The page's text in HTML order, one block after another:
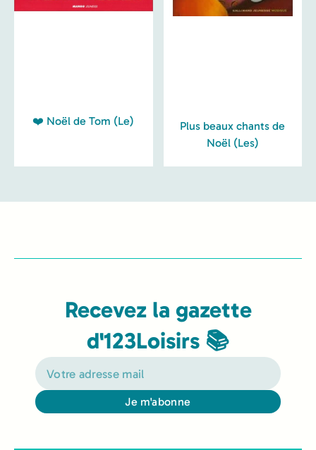
❤️ Noël de Tom (Le)
Plus beaux chants de
Noël (Les)
Recevez la gazette
d'123Loisirs 📚
Je m'abonne